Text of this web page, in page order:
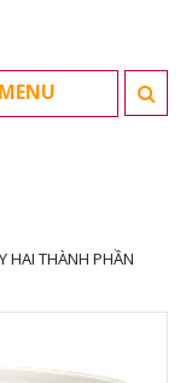
MENU
HAI THÀNH PHẦN